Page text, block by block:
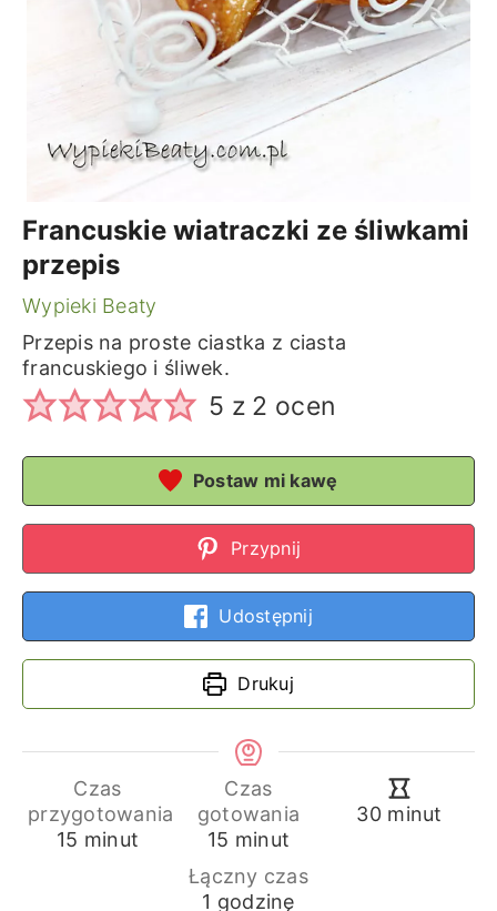
Francuskie wiatraczki ze śliwkami
przepis
Wypieki Beaty
Przepis na proste ciastka z ciasta
francuskiego i śliwek.
5 z 2 ocen
Postaw mi kawę
Przypnij
Udostępnij
Drukuj
Czas
przygotowania
15 minuty
minut
Czas
gotowania
15 minuty
minut
30minuty
minut
Łączny czas
1 godzina
godzinę